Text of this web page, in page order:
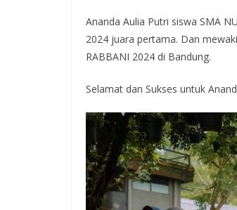
Ananda Aulia Putri siswa SMA
2024 juara pertama. Dan
RABBANI 2024 di Bandung.
Selamat dan Sukses untuk